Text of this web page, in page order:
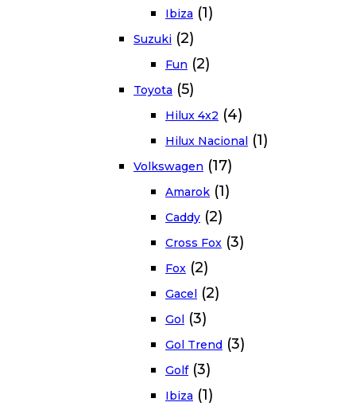
Ibiza (1)
Suzuki (2)
Fun (2)
Toyota (5)
Hilux 4x2 (4)
Hilux Nacional (1)
Volkswagen (17)
Amarok (1)
Caddy (2)
Cross Fox (3)
Fox (2)
Gacel (2)
Gol (3)
Gol Trend (3)
Golf (3)
Ibiza (1)